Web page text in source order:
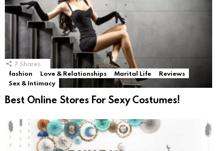
7 Shares
fashion
Love & Relationships Marital Life
Reviews
Sex & Intimacy
Best Online Stores For Sexy Costumes!